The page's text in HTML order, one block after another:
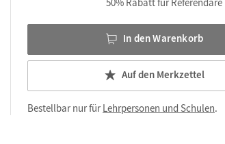
In den Warenkorb
Auf den Merkzettel
Bestellbar nur fürLehrpersonen und Schulen.